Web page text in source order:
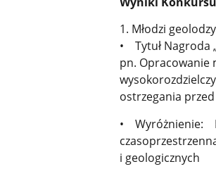
1. Młodzi
• Tytuł Nagroda
pn. Opracowanie
ostrzegania
• Wyróżnienie:
i geologicznych